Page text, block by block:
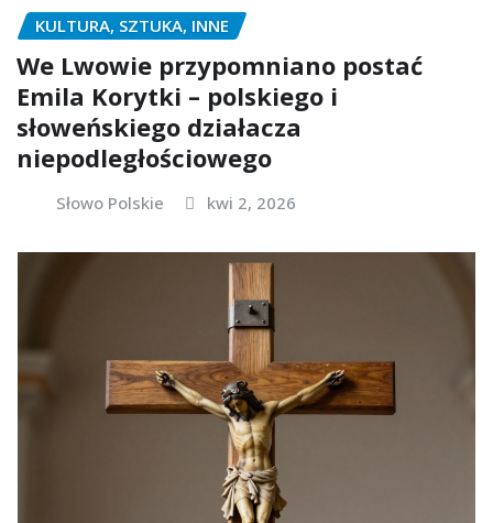
KULTURA, SZTUKA, INNE
We Lwowie przypomniano postać
Emila Korytki – polskiego i
słoweńskiego działacza
niepodległościowego
Słowo Polskie kwi 2, 2026